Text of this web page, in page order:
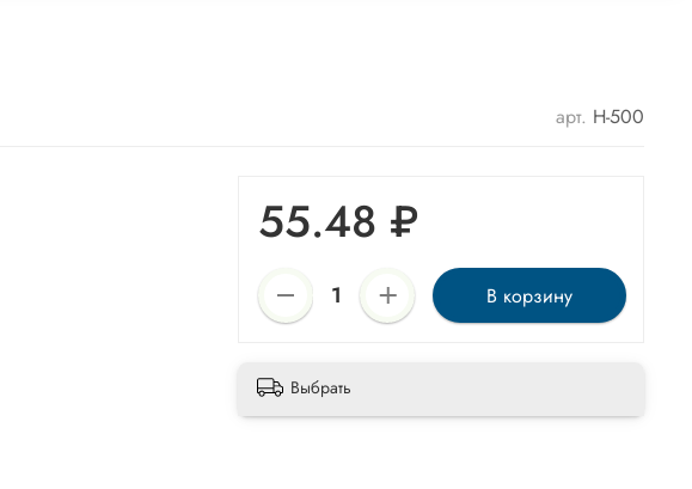
арт. H-500
55.48 ₽
В корзину
Выбрать